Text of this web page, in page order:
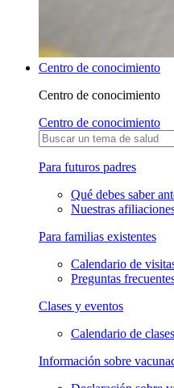
Centro de conocimiento
Centro de conocimiento
Centro de conocimiento
Para futuros padres
Qué debes saber
Nuestras
Para familias existentes
Calendario de
Preguntas
Clases y eventos
Calendario de
Información sobre